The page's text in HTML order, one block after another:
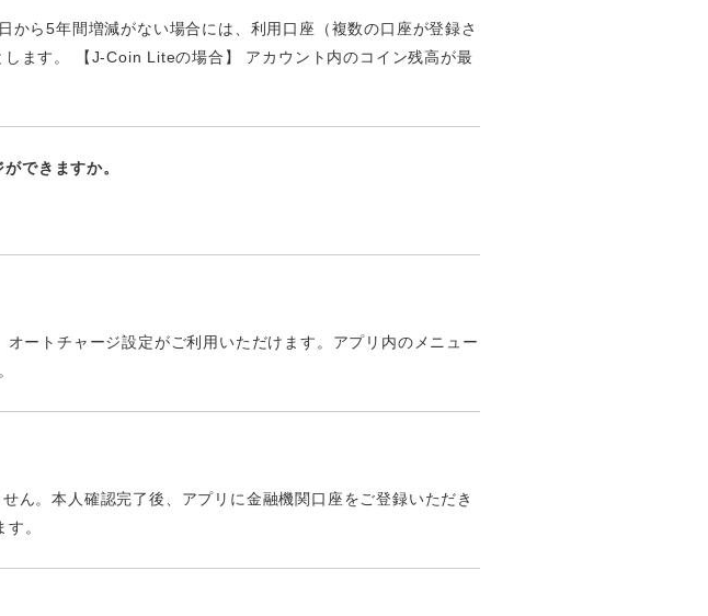
ら5年間増減がない場合には、利用口座（複数の口座が登録さ
ます。 【J-Coin Liteの場合】 アカウント内のコイン残高が最
できますか。
ートチャージ設定がご利用いただけます。アプリ内のメニュー
ん。本人確認完了後、アプリに金融機関口座をご登録いただき
。